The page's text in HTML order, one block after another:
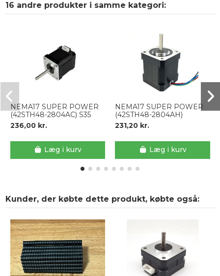
16 andre produkter i samme kategori:
NEMA17 SUPER POWER
(42STH48-2804AC) S35
236,00 kr.
Læg i kurv
NEMA17 SUPER POWER
(42STH48-2804AH)
231,20 kr.
Læg i kurv
Kunder, der købte dette produkt, købte også: